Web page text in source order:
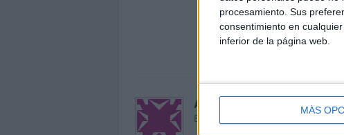
procesamiento. Sus
consentimiento en
inferior de la página web.
MÁS
Acerca de María Olivares
El autor no ha proporcionado ninguna